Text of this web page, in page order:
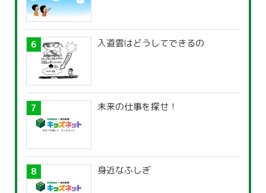
入道雲はどうしてできるの
未来の仕事を探せ！
身近なふしぎ